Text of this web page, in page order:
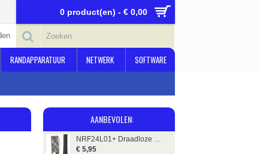
0 product(en) - € 0,00
RANDAPPARATUUR NETWERK SOFTWARE
AANBEVOLEN:
NRF24L01+ Draadloze Module Long Range Incl. Antenne
€ 5,95